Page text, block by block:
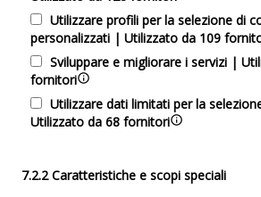
Utilizzare profili per la selezione di
personalizzati | Utilizzato da 109
Sviluppare e migliorare i servizi |
fornitori
Utilizzare dati limitati per la
Utilizzato da 68 fornitori
7.2.2 Caratteristiche e scopi speciali